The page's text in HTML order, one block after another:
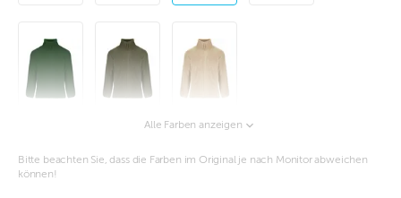
Alle Farben anzeigen
Bitte beachten Sie, dass die Farben im Original je nach Monitor abweichen
können!